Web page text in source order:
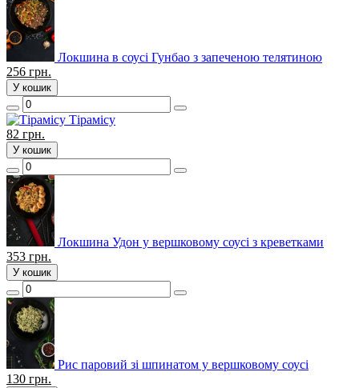
Локшина в соусі Гунбао з запеченою телятиною
256 грн.
У кошик
Тірамісу
82 грн.
У кошик
Локшина Удон у вершковому соусі з креветками
353 грн.
У кошик
Рис паровий зі шпинатом у вершковому соусі
130 грн.